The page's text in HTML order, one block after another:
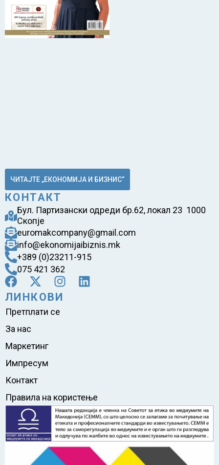
ЧИТАЈТЕ „ЕКОНОМИЈА И БИЗНИС“
КОНТАКТ
Бул. Партизански одреди бр.62, локал 23 1000
Скопје
euromakcompany@gmail.com
info@ekonomijaibiznis.mk
+389 (0)23211-915
075 421 362
ЛИНКОВИ
Претплати се
За нас
Маркетинг
Импресум
Контакт
Правила на користење